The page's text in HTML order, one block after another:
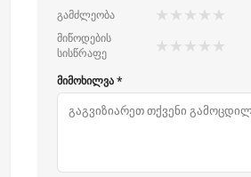
გამძლეობა ★ ★ ★ ★ ★
მიწოდების
სისწრაფე
★ ★ ★ ★ ★
მიმოხილვა *